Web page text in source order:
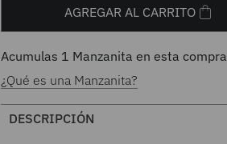
AGREGAR AL CARRITO
Acumulas 1 Manzanita en esta compra
¿Qué es una Manzanita?
DESCRIPCIÓN